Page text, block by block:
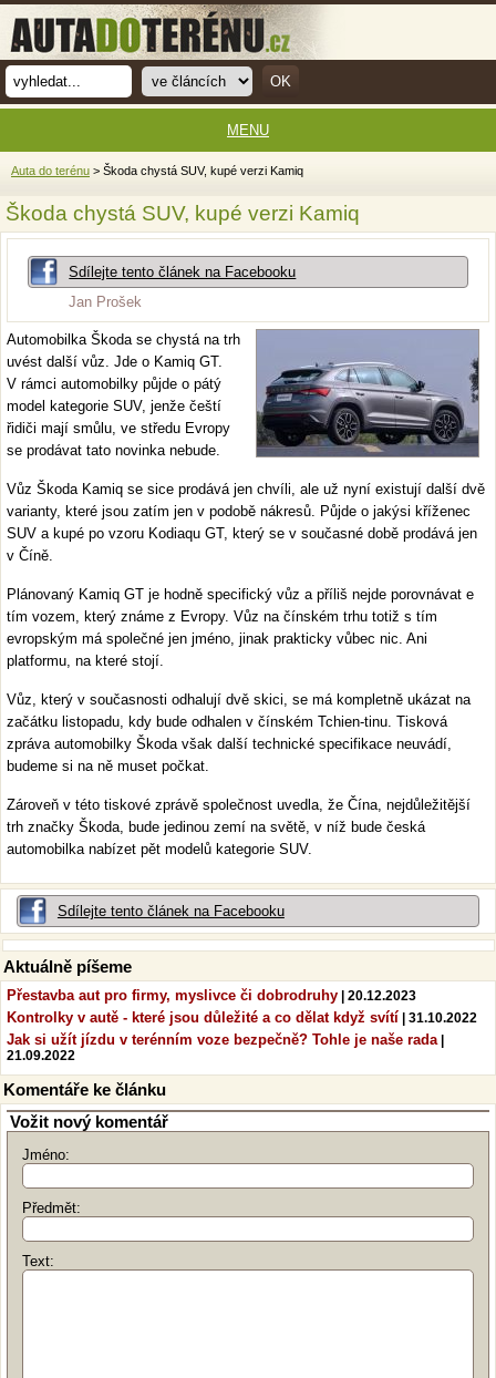
Auta do terénu > Škoda chystá SUV, kupé verzi Kamiq
Škoda chystá SUV, kupé verzi Kamiq
Sdílejte tento článek na Facebooku
Jan Prošek
Automobilka Škoda se chystá na trh
uvést další vůz. Jde o Kamiq GT.
V rámci automobilky půjde o pátý
model kategorie SUV, jenže čeští
řidiči mají smůlu, ve středu Evropy
se prodávat tato novinka nebude.
Vůz Škoda Kamiq se sice prodává jen chvíli, ale už nyní existují další dvě
varianty, které jsou zatím jen v podobě nákresů. Půjde o jakýsi kříženec
SUV a kupé po vzoru Kodiaqu GT, který se v současné době prodává jen
v Číně.
Plánovaný Kamiq GT je hodně specifický vůz a příliš nejde porovnávat e
tím vozem, který známe z Evropy. Vůz na čínském trhu totiž s tím
evropským má společné jen jméno, jinak prakticky vůbec nic. Ani
platformu, na které stojí.
Vůz, který v současnosti odhalují dvě skici, se má kompletně ukázat na
začátku listopadu, kdy bude odhalen v čínském Tchien-tinu. Tisková
zpráva automobilky Škoda však další technické specifikace neuvádí,
budeme si na ně muset počkat.
Zároveň v této tiskové zprávě společnost uvedla, že Čína, nejdůležitější
trh značky Škoda, bude jedinou zemí na světě, v níž bude česká
automobilka nabízet pět modelů kategorie SUV.
Sdílejte tento článek na Facebooku
Aktuálně píšeme
Přestavba aut pro firmy, myslivce či dobrodruhy | 20.12.2023
Kontrolky v autě - které jsou důležité a co dělat když svítí | 31.10.2022
Jak si užít jízdu v terénním voze bezpečně? Tohle je naše rada|
21.09.2022
Komentáře ke článku
Vožit nový komentář
Jméno:
Předmět:
Text:
MENU